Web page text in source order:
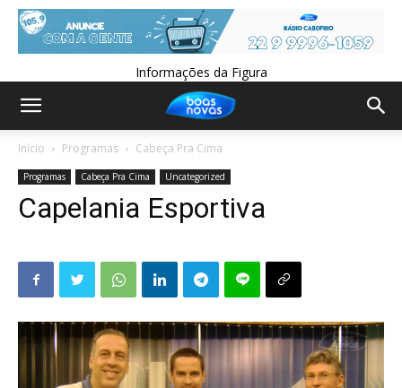
Informações da Figura
Início Programas Cabeça Pra Cima
Programas Cabeça Pra Cima Uncategorized
Capelania Esportiva